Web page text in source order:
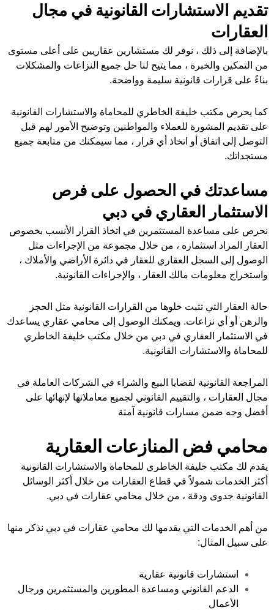
تقديم الاستشارات القانونية في مجال
العقارات
بالإضافة إلى ذلك ، نوفر لك مستشارين عقاريين على أعلى مستوى
من التمكين والخبرة ، مما يتيح لنا حل جميع النزاعات والمشكلات
بناءً على قرارات قانونية سليمة وواضحة.
كما يحرص مكتب خليفة الخاطري للمحاماة والاستشارات القانونية
على تقديم المشورة للعملاء والمواطنين وتوضيح الأمور لهم قبل
التوصل إلى اتفاق أو اتخاذ أي قرار ، مما سيمكنك من متابعة جميع
مستجداتك.
مساعدتك في الحصول على فرص
الاستثمار العقاري في دبي
نحرص على مساعدة المستثمرين في اتخاذ القرار الأنسب بخصوص
العقار المراد استثماره ، من خلال مجموعة من الإجراءات مثل
الوصول إلى السجل العقاري للعقار في دائرة الأراضي والأملاك ،
واستخراج معلومات مالك العقار ، والإجراءات القانونية.
حالة العقار التي تثبت خلوها من القرارات القانونية مثل الحجز
والرهن أو أي نزاعات. ويمكنك الوصول إلى محامي عقاري يساعدك
في الاستثمار العقاري في دبي من خلال مكتب خليفة الخاطري
للمحاماة والاستشارات القانونية.
المراجعة القانونية لقضايا البيع والشراء في الشركات العاملة في
مجال العقارات ، والتقييم القانوني لجميع معاملاتها لإنهائها على
أفضل وجه ضمن مسارات قانونية آمنة
محامي فض المنازعات العقارية
يقدم لك مكتب خليفة الخاطري للمحاماة والاستشارات القانونية
أكثر الخدمات شمولاً في قطاع العقارات من خلال أكثر الوسائل
القانونية جدوى ودقة ، من خلال محامي عقارات في دبي.
من أهم الخدمات التي يقدمها لك محامي عقارات في دبي نذكر منها
على سبيل المثال:
استشارات قانونية عقارية
الدعم القانوني ومساعدة المطورين والمستثمرين ورجال
الأعمال